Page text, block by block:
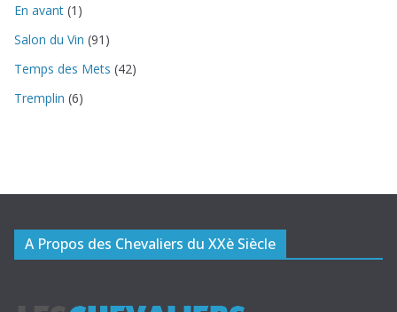
En avant (1)
Salon du Vin (91)
Temps des Mets (42)
Tremplin (6)
A Propos des Chevaliers du XXè Siècle